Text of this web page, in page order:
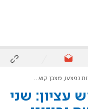
מצבן קשה ובינוני
עציון: שני